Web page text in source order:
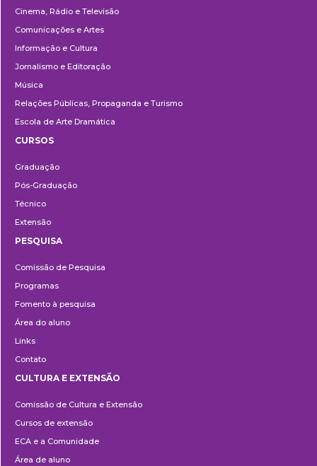
Cinema, Rádio e Televisão
Comunicações e Artes
Informação e Cultura
Jornalismo e Editoração
Música
Relações Públicas, Propaganda e Turismo
Escola de Arte Dramática
CURSOS
Graduação
Pós-Graduação
Técnico
Extensão
PESQUISA
Comissão de Pesquisa
Programas
Fomento à pesquisa
Área do aluno
Links
Contato
e
Extensão
CULTURA E EXTENSÃO
Comissão de Cultura e Extensão
Cursos de extensão
ECA e a Comunidade
Área de aluno